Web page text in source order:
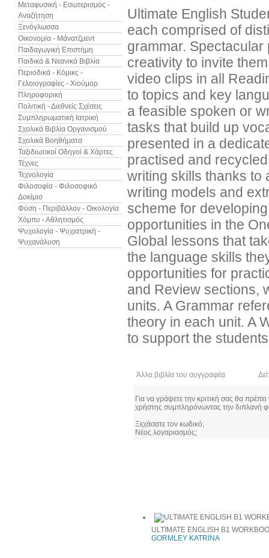
Μεταφυσική - Εσωτερισμός -
Αναζήτηση
Ξενόγλωσσα
Οικονομία - Μάνατζμεντ
Παιδαγωγική Επιστήμη
Παιδικά & Νεανικά Βιβλία
Περιοδικά - Κόμικς -
Γελοιογραφίες - Χιούμορ
Πληροφορική
Πολιτική - Διεθνείς Σχέσεις
Συμπληρωματική Ιατρική
Σχολικά Βιβλία Οργανισμού
Σχολικά Βοηθήματα
Ταξιδιωτικοί Οδηγοί & Χάρτες
Τέχνες
Τεχνολογία
Φιλοσοφία - Φιλοσοφικό
Δοκίμιο
Φύση - Περιβάλλον - Οικολογία
Χόμπυ - Αθλητισμός
Ψυχολογία - Ψυχιατρική -
Ψυχανάλυση
Ultimate English
each comprised of
grammar.
creativity to invite
video clips in all
to topics and key
a feasible spoken or
tasks that build up
presented in a
practised and
writing skills thanks to
writing models and
scheme for
opportunities in the
Global lessons that
the language skills
opportunities for
and Review sections,
units. A Grammar
theory in each unit. A
to support the
Άλλα βιβλία του συγγραφέα
Για να γράψετε την κριτική σας θα
χρήστης συμπληρόνωντας την διπλανή
Ξεχάσατε τον κωδικό;
Νέος λογαριασμός;
ULTIMATE ENGLISH B1
GORMLEY KATRINA